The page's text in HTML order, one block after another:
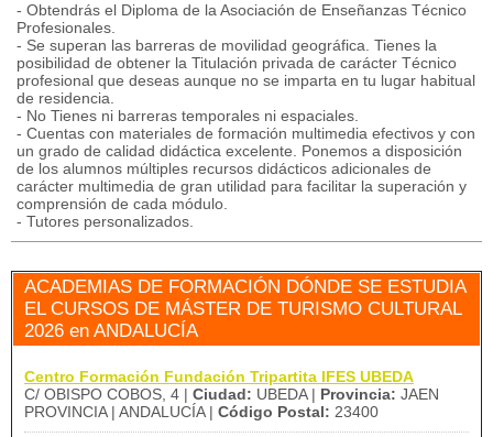
- Obtendrás el Diploma de la Asociación de Enseñanzas Técnico
Profesionales.
- Se superan las barreras de movilidad geográfica. Tienes la
posibilidad de obtener la Titulación privada de carácter Técnico
profesional que deseas aunque no se imparta en tu lugar habitual
de residencia.
- No Tienes ni barreras temporales ni espaciales.
- Cuentas con materiales de formación multimedia efectivos y con
un grado de calidad didáctica excelente. Ponemos a disposición
de los alumnos múltiples recursos didácticos adicionales de
carácter multimedia de gran utilidad para facilitar la superación y
comprensión de cada módulo.
- Tutores personalizados.
ACADEMIAS DE FORMACIÓN DÓNDE SE ESTUDIA
EL CURSOS DE MÁSTER DE TURISMO CULTURAL
2026 en ANDALUCÍA
Centro Formación Fundación Tripartita IFES UBEDA
C/ OBISPO COBOS, 4 | Ciudad: UBEDA | Provincia: JAEN
PROVINCIA | ANDALUCÍA | Código Postal: 23400